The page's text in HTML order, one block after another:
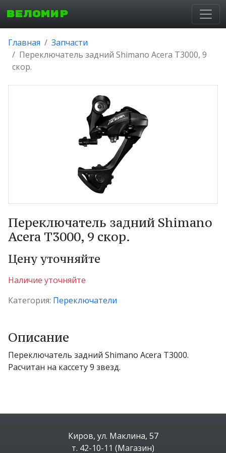
ВЕЛОМИР
Главная
Запчасти
Переключатель задний Shimano Acera T3000, 9
скор.
Переключатель задний Shimano
Acera T3000, 9 скор.
Цену уточняйте
Наличие уточняйте
Категория: Переключатели
Описание
Переключатель задний Shimano Acera T3000.
Расчитан на кассету 9 звезд.
Киров, ул. Маклина, 57
т. 42-10-11 (Магазин)